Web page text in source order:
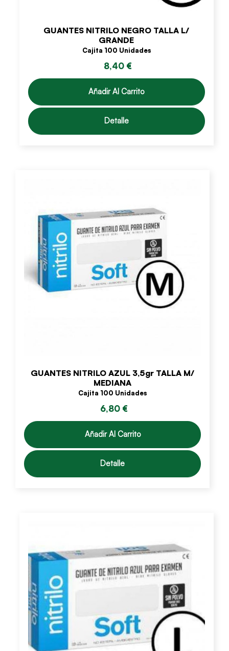
GUANTES NITRILO NEGRO TALLA L/
GRANDE
Cajita 100 Unidades
8,40 €
Añadir Al Carrito
Detalle
GUANTES NITRILO AZUL 3,5gr TALLA M/
MEDIANA
Cajita 100 Unidades
6,80 €
Añadir Al Carrito
Detalle